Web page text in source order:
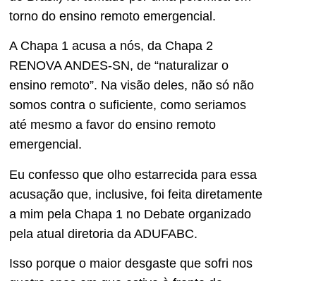
torno do ensino remoto emergencial.
A Chapa 1 acusa a nós, da Chapa 2
RENOVA ANDES-SN, de “naturalizar o
ensino remoto”. Na visão deles, não só não
somos contra o suficiente, como seriamos
até mesmo a favor do ensino remoto
emergencial.
Eu confesso que olho estarrecida para essa
acusação que, inclusive, foi feita diretamente
a mim pela Chapa 1 no Debate organizado
pela atual diretoria da ADUFABC.
Isso porque o maior desgaste que sofri nos